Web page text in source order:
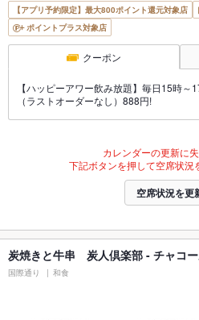
【アプリ予約限定】最大800ポイント還元対象店
ポイントプラス対象店
クーポン
【ハッピーアワー飲み放題】毎日15時
（ラストオーダーなし）888円!
カレンダーの更新に失
下記ボタンを押して空席状況
空席状況を更
炭焼きと牛串 炭人倶楽部 - チャコ
国際通り 和食